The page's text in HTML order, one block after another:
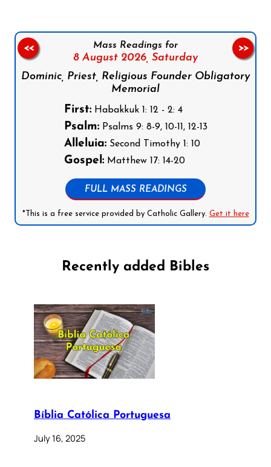
Mass Readings for
8 August 2026, Saturday
Dominic, Priest, Religious Founder Obligatory
Memorial
First:Habakkuk 1: 12 - 2: 4
Psalm:Psalms 9: 8-9, 10-11, 12-13
Alleluia:Second Timothy 1: 10
Gospel:Matthew 17: 14-20
FULL MASS READINGS
*This is a free service provided by Catholic Gallery. Get it here
<< >>
Recently added Bibles
Bíblia Católica Portuguesa
July 16, 2025